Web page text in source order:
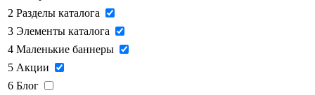
2 Разделы каталога
3 Элементы каталога
4 Маленькие баннеры
5 Акции
6 Блог